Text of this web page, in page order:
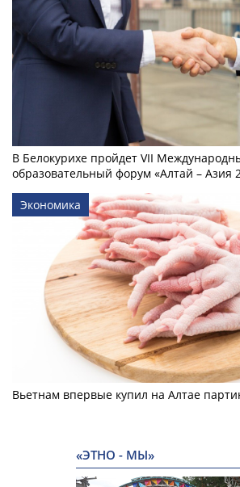
В Белокурихе пройдет VII
образовательный форум «Алтай – Азия
Экономика
Вьетнам впервые купил на Алтае
«ЭТНО - МЫ»